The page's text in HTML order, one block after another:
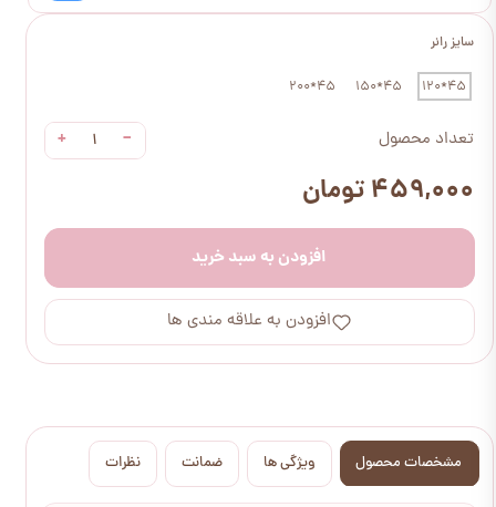
سایز رانر
45*120
45*150
45*200
تعداد محصول −
+
۴۵۹,۰۰۰ تومان
افزودن به سبد خرید
افزودن به علاقه مندی ها
مشخصات محصول ویژگی ها ضمانت نظرات